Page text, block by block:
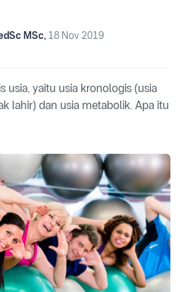
MSc, 18 Nov 2019
usia, yaitu usia kronologis (usia
lahir) dan usia metabolik. Apa itu